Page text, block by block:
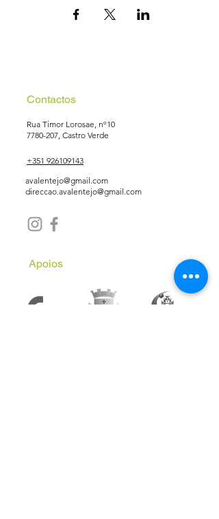
Contactos
Rua Timor Lorosae, nº10
7780-207, Castro Verde
+351 926109143
avalentejo@gmail.com
direccao.avalentejo@gmail.com
Apoios